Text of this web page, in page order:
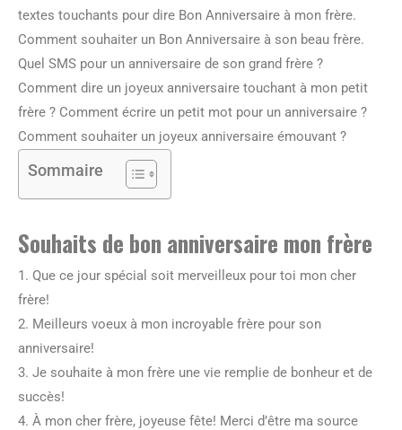
textes touchants pour dire Bon Anniversaire à mon frère.
Comment souhaiter un Bon Anniversaire à son beau frère.
Quel SMS pour un anniversaire de son grand frère ?
Comment dire un joyeux anniversaire touchant à mon petit
frère ? Comment écrire un petit mot pour un anniversaire ?
Comment souhaiter un joyeux anniversaire émouvant ?
Sommaire
Souhaits de bon anniversaire mon frère
1. Que ce jour spécial soit merveilleux pour toi mon cher
frère!
2. Meilleurs voeux à mon incroyable frère pour son
anniversaire!
3. Je souhaite à mon frère une vie remplie de bonheur et de
succès!
4. À mon cher frère, joyeuse fête! Merci d’être ma source